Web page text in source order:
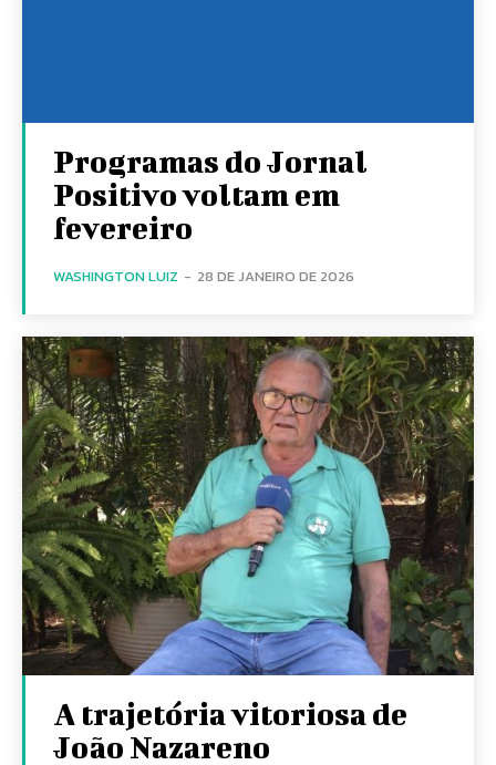
Programas do Jornal
Positivo voltam em
fevereiro
WASHINGTON LUIZ - 28 DE JANEIRO DE 2026
A trajetória vitoriosa de
João Nazareno